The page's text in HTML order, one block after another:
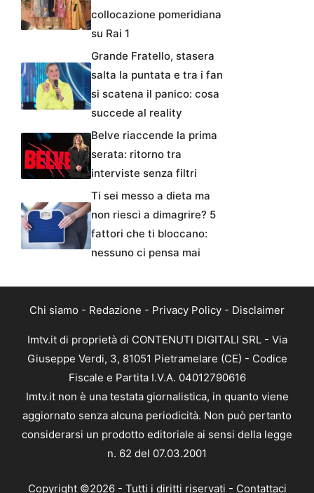
collocazione pomeridiana
su Rai 1
Grande Fratello, stasera
salta la puntata e tra i fan
si scatena il panico: cosa
succede al reality
Belve riaccende la prima
serata: ritorno tra
interviste senza filtri
Ti sei messo a dieta ma
non riesci a dimagrire? 5
fattori che ti bloccano:
nessuno ci pensa mai
Chi siamo - Redazione - Privacy Policy - Disclaimer
Imtv.it di proprietà di CONTENUTI DIGITALI SRL - Via
Giuseppe Verdi, 3, 81051 Pietramelare (CE) - Codice
Fiscale e Partita I.V.A. 04012790616
Imtv.it non è una testata giornalistica, in quanto viene
aggiornato senza alcuna periodicità. Non può pertanto
considerarsi un prodotto editoriale ai sensi della legge
n. 62 del 07.03.2001
Copyright ©2026 - Tutti i diritti riservati - Contattaci